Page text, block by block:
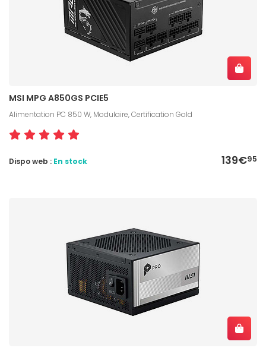
MSI MPG A850GS PCIE5
Alimentation PC 850 W, Modulaire, Certification Gold
139€95
Dispo web : En stock